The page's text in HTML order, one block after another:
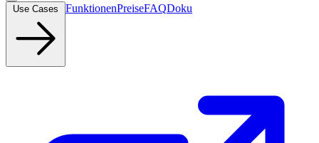
FunktionenPreiseFAQDoku